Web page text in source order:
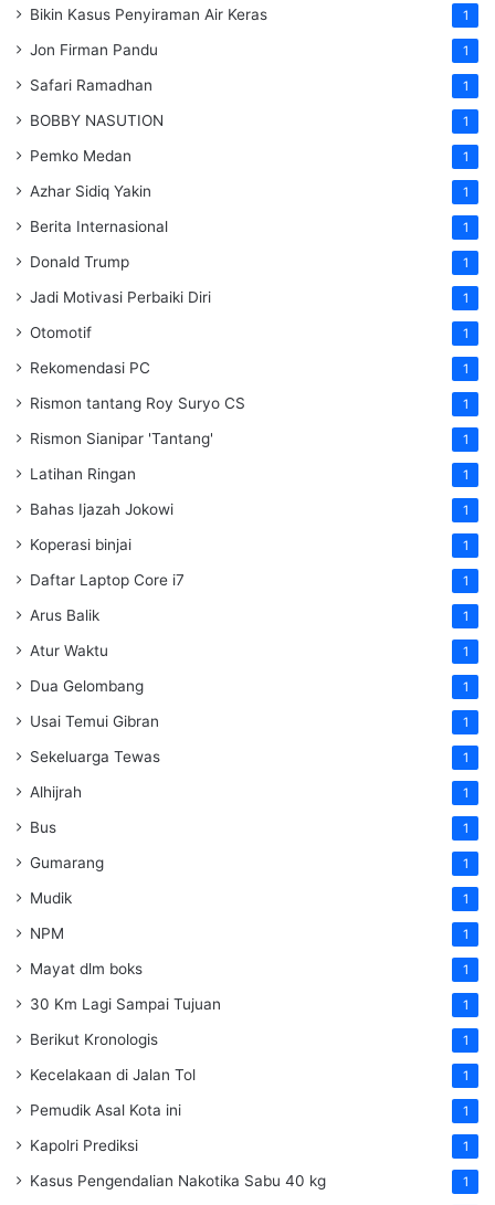
Bikin Kasus Penyiraman Air Keras 1
Jon Firman Pandu 1
Safari Ramadhan 1
BOBBY NASUTION 1
Pemko Medan 1
Azhar Sidiq Yakin 1
Berita Internasional 1
Donald Trump 1
Jadi Motivasi Perbaiki Diri 1
Otomotif 1
Rekomendasi PC 1
Rismon tantang Roy Suryo CS 1
Rismon Sianipar 'Tantang' 1
Latihan Ringan 1
Bahas Ijazah Jokowi 1
Koperasi binjai 1
Daftar Laptop Core i7 1
Arus Balik 1
Atur Waktu 1
Dua Gelombang 1
Usai Temui Gibran 1
Sekeluarga Tewas 1
Alhijrah 1
Bus 1
Gumarang 1
Mudik 1
NPM 1
Mayat dlm boks 1
30 Km Lagi Sampai Tujuan 1
Berikut Kronologis 1
Kecelakaan di Jalan Tol 1
Pemudik Asal Kota ini 1
Kapolri Prediksi 1
Kasus Pengendalian Nakotika Sabu 40 kg 1